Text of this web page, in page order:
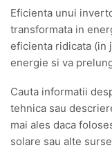
Eficienta unui
transformata in
eficienta ridicata (in
energie si va
Cauta informatii
tehnica sau
mai ales daca
solare sau alte